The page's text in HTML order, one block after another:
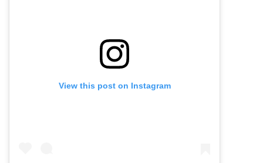
View this post on Instagram